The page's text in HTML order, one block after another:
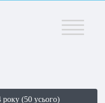
Меню
року (50 усього)